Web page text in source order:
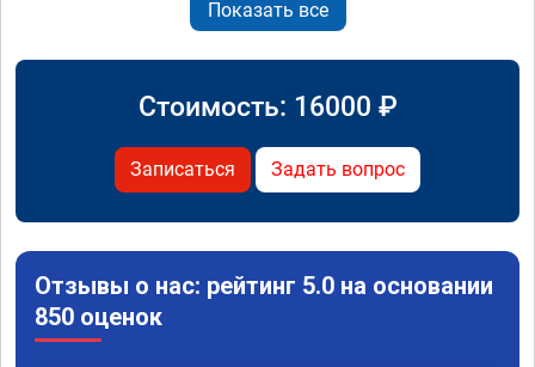
Показать все
Стоимость: 16000 ₽
Записаться Задать вопрос
Отзывы о нас: рейтинг 5.0 на основании
850 оценок